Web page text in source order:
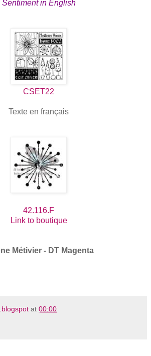
Sentiment in English
CSET22
Texte en français
42.116.F
Link to boutique
Métivier - DT Magenta
at 00:00